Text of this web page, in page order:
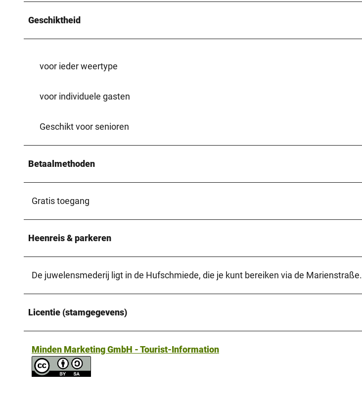
Geschiktheid
voor ieder weertype
voor individuele gasten
Geschikt voor senioren
Betaalmethoden
Gratis toegang
Heenreis & parkeren
De juwelensmederij ligt in de Hufschmiede, die je kunt bereiken via de Marienstraße.
Licentie (stamgegevens)
Minden Marketing GmbH - Tourist-Information